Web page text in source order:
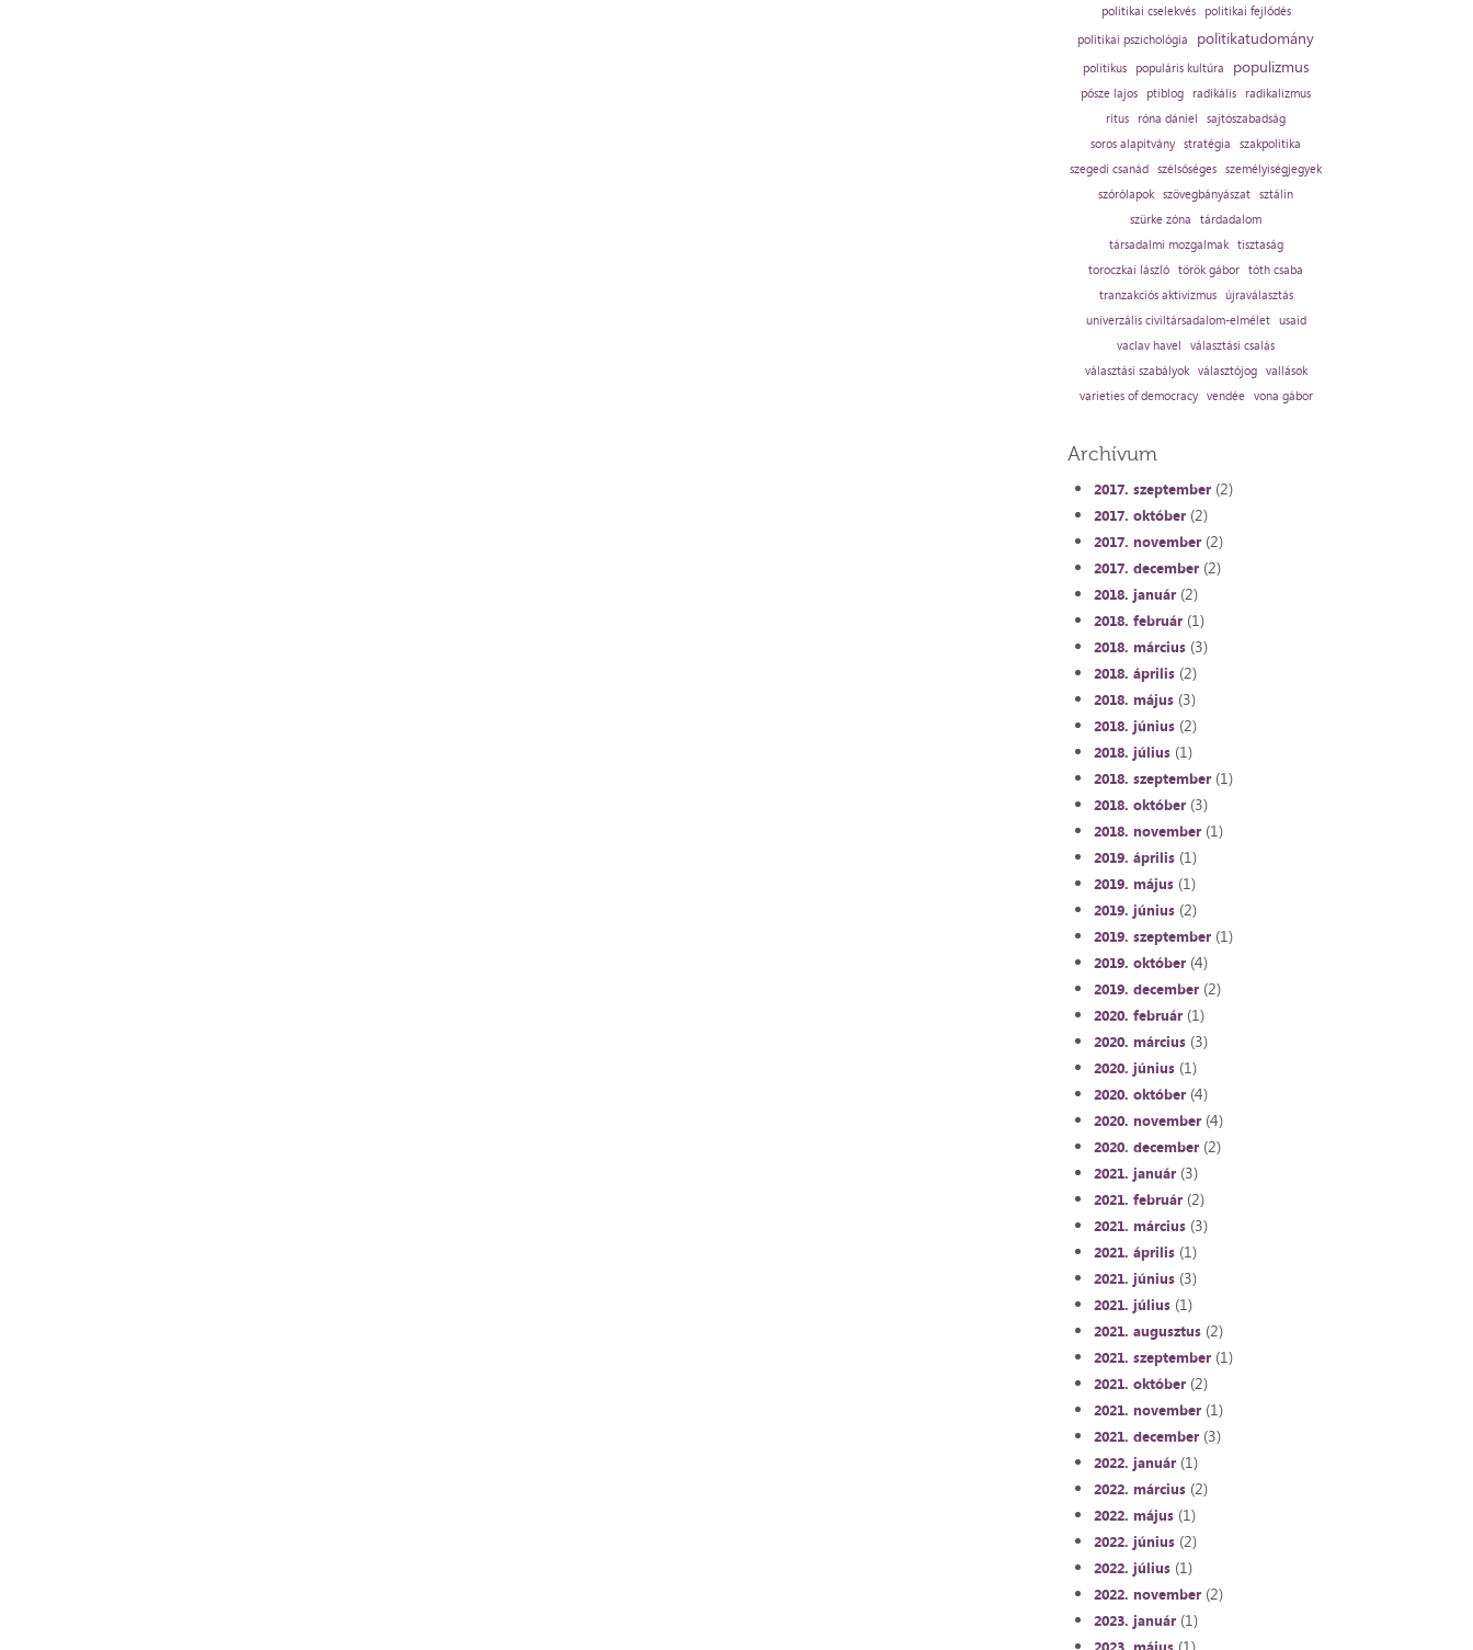
politikai cselekvés
politikai fejlődés
politikai pszichológia
politikatudomány
politikus populáris kultúra populizmus
pősze lajos ptiblog radikális
radikalizmus
rítus
róna dániel
sajtószabadság
soros alapítvány stratégia
szakpolitika
szegedi csanád szélsőséges személyiségjegyek
szórólapok szövegbányászat sztálin
szürke zóna
tárdadalom
társadalmi mozgalmak tisztaság
toroczkai lászló török gábor tóth csaba
tranzakciós aktivizmus újraválasztás
univerzális civiltársadalom-elmélet usaid
vaclav havel
választási csalás
választási szabályok választójog vallások
varieties of democracy vendée vona gábor
Archívum
2017. szeptember (2)
2017. október (2)
2017. november (2)
2017. december (2)
2018. január (2)
2018. február (1)
2018. március (3)
2018. április (2)
2018. május (3)
2018. június (2)
2018. július (1)
2018. szeptember (1)
2018. október (3)
2018. november (1)
2019. április (1)
2019. május (1)
2019. június (2)
2019. szeptember (1)
2019. október (4)
2019. december (2)
2020. február (1)
2020. március (3)
2020. június (1)
2020. október (4)
2020. november (4)
2020. december (2)
2021. január (3)
2021. február (2)
2021. március (3)
2021. április (1)
2021. június (3)
2021. július (1)
2021. augusztus (2)
2021. szeptember (1)
2021. október (2)
2021. november (1)
2021. december (3)
2022. január (1)
2022. március (2)
2022. május (1)
2022. június (2)
2022. július (1)
2022. november (2)
2023. január (1)